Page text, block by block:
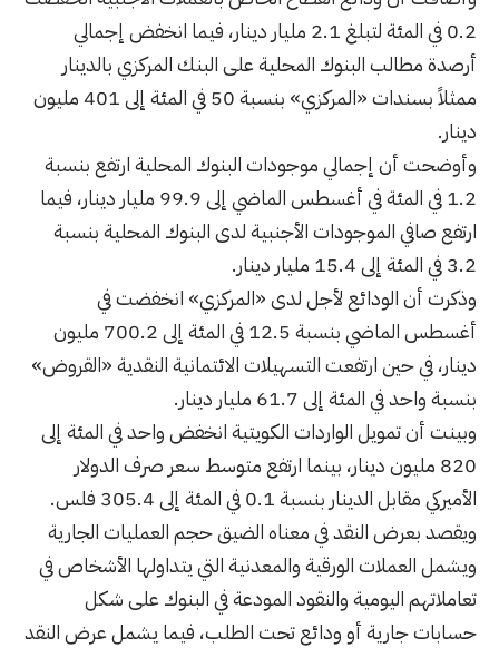
0.2 في المئة لتبلغ 2.1 مليار دينار، فيما انخفض إجمالي
أرصدة مطالب البنوك المحلية على البنك المركزي بالدينار
ممثلاً بسندات «المركزي» بنسبة 50 في المئة إلى 401 مليون
دينار.
وأوضحت أن إجمالي موجودات البنوك المحلية ارتفع بنسبة
1.2 في المئة في أغسطس الماضي إلى 99.9 مليار دينار، فيما
ارتفع صافي الموجودات الأجنبية لدى البنوك المحلية بنسبة
3.2 في المئة إلى 15.4 مليار دينار.
وذكرت أن الودائع لأجل لدى «المركزي» انخفضت في
أغسطس الماضي بنسبة 12.5 في المئة إلى 700.2 مليون
دينار، في حين ارتفعت التسهيلات الائتمانية النقدية «القروض»
بنسبة واحد في المئة إلى 61.7 مليار دينار.
وبينت أن تمويل الواردات الكويتية انخفض واحد في المئة إلى
820 مليون دينار، بينما ارتفع متوسط سعر صرف الدولار
الأميركي مقابل الدينار بنسبة 0.1 في المئة إلى 305.4 فلس.
ويقصد بعرض النقد في معناه الضيق حجم العمليات الجارية
ويشمل العملات الورقية والمعدنية التي يتداولها الأشخاص في
تعاملاتهم اليومية والنقود المودعة في البنوك على شكل
حسابات جارية أو ودائع تحت الطلب، فيما يشمل عرض النقد